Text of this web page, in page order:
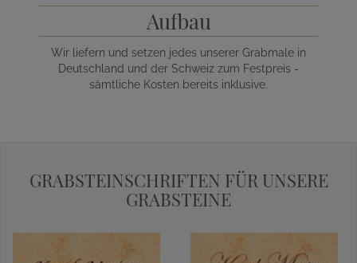
Aufbau
Wir liefern und setzen jedes unserer Grabmale in
Deutschland und der Schweiz zum Festpreis -
sämtliche Kosten bereits inklusive.
GRABSTEINSCHRIFTEN FÜR UNSERE
GRABSTEINE